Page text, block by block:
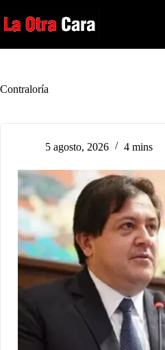
al
contenido
Contraloría
5 agosto, 2026 4 mins